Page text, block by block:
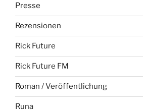
Presse
Rezensionen
Rick Future
Rick Future FM
Roman / Veröffentlichung
Runa